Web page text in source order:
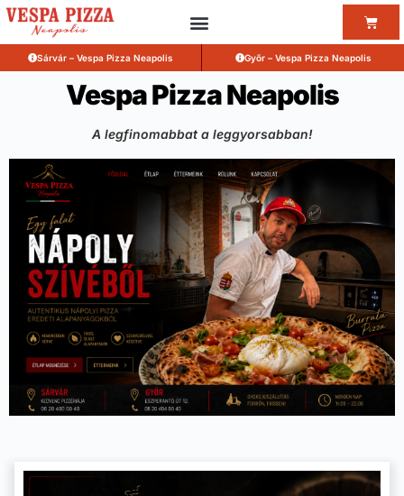
Sárvár – Vespa Pizza Neapolis Győr – Vespa Pizza Neapolis
Vespa Pizza Neapolis
A legfinomabbat a leggyorsabban!